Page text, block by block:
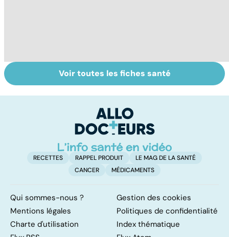
Tout savoir sur
les infections
Inflammation des
amygdales : que
d'angine ?
Voir toutes les fiches santé
RECETTES RAPPEL PRODUIT
LE MAG DE LA SANTÉ
CANCER
MÉDICAMENTS
Qui sommes-nous ?
Gestion des cookies
Mentions légales
Politiques de confidentialité
Charte d'utilisation
Index thématique